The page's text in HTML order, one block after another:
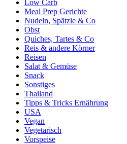
Low Carb
Meal Prep Gerichte
Nudeln, Spätzle & Co
Obst
Quiches, Tartes & Co
Reis & andere Körner
Reisen
Salat & Gemüse
Snack
Sonstiges
Thailand
Tipps & Tricks Ernährung
USA
Vegan
Vegetarisch
Vorspeise